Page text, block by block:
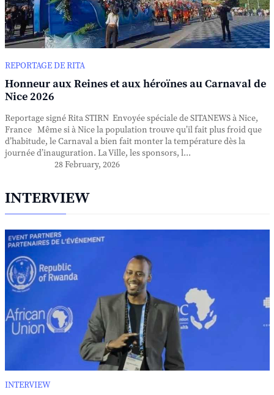
REPORTAGE DE RITA
Honneur aux Reines et aux héroïnes au Carnaval de
Nice 2026
Reportage signé Rita STIRN Envoyée spéciale de SITANEWS à Nice,
France Même si à Nice la population trouve qu’il fait plus froid que
d’habitude, le Carnaval a bien fait monter la température dès la
journée d’inauguration. La Ville, les sponsors, l...
28 February, 2026
INTERVIEW
INTERVIEW